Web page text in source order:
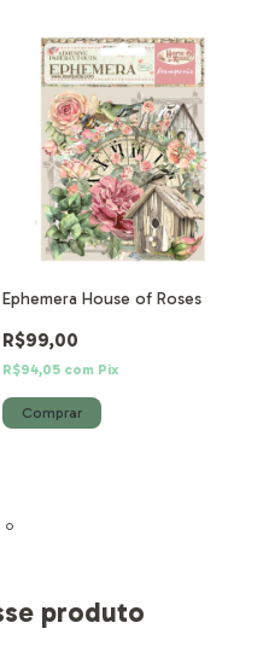
Ephemera House of Roses
R$99,00
R$94,05 com Pix
produto